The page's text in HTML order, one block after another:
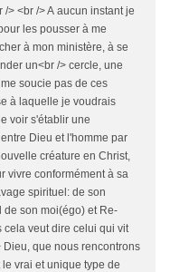
> <br /> A aucun instant je
les pousser à me
à mon ministère, à se
un<br /> cercle, une
soucie pas de ces
à laquelle je voudrais
voir s'établir une
Dieu et l'homme par
créature en Christ,
vivre conformément à sa
spirituel: de son
de son moi(égo) et Re-
cela veut dire celui qui vit
que nous rencontrons
vrai et unique type de